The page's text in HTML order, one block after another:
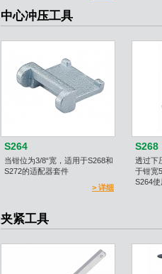
中心冲压工具
S264
当钳位为3/8“宽，适用于S268和
S272的适配器套件
> 详细
S268
透过下
于钳宽
S264使
夹紧工具